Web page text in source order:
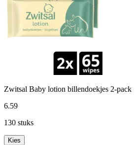
Zwitsal Baby lotion billendoekjes 2-pack
6.59
130 stuks
Kies